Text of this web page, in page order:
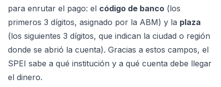
para enrutar el pago: el código de banco (los
primeros 3 dígitos, asignado por la ABM) y la plaza
(los siguientes 3 dígitos, que indican la ciudad o región
donde se abrió la cuenta). Gracias a estos campos, el
SPEI sabe a qué institución y a qué cuenta debe llegar
el dinero.